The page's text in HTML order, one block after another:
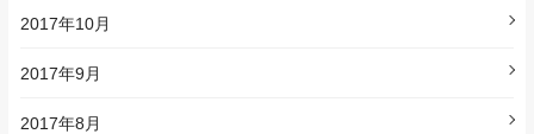
2017年10月
2017年9月
2017年8月